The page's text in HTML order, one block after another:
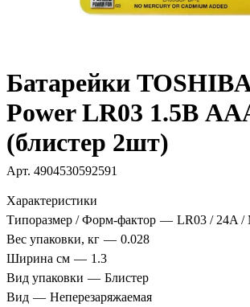
Батарейки
Power LR03 1.5В
(блистер 2шт)
Арт. 4904530592591
Характеристики
Типоразмер / Форм-фактор — LR03 / 24A /
Вес упаковки, кг — 0.028
Ширина см — 1.3
Вид упаковки — Блистер
Вид — Неперезаряжаемая